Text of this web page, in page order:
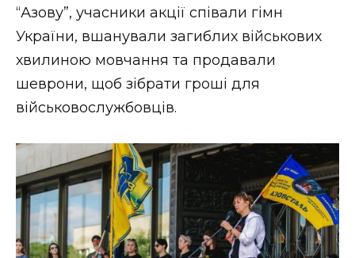
“Азову”, учасники акції співали гімн
України, вшанували загиблих військових
хвилиною мовчання та продавали
шеврони, щоб зібрати гроші для
військовослужбовців.